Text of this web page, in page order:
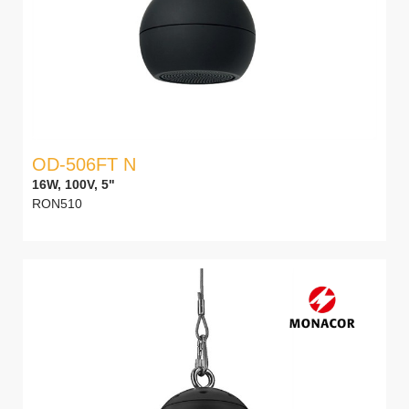
OD-506FT N
16W, 100V, 5"
RON510